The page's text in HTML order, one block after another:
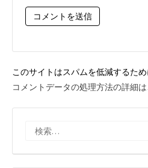
*
このサイトはスパムを低減するため
コメントデータの処理方法の詳細